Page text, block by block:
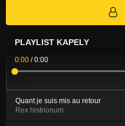
PLAYLIST KAPELY
0:00 /0:00
Quant je suis mis au retour
Rex histrionum